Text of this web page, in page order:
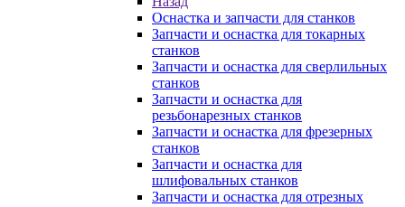
Оснастка и запчасти для станков
Запчасти и оснастка для токарных
станков
Запчасти и оснастка для сверлильных
станков
Запчасти и оснастка для
резьбонарезных станков
Запчасти и оснастка для фрезерных
станков
Запчасти и оснастка для
шлифовальных станков
Запчасти и оснастка для отрезных